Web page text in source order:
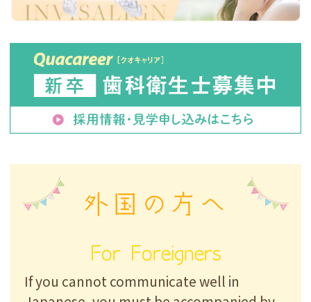
外国の方へ
For Foreigners
If you cannot communicate well in